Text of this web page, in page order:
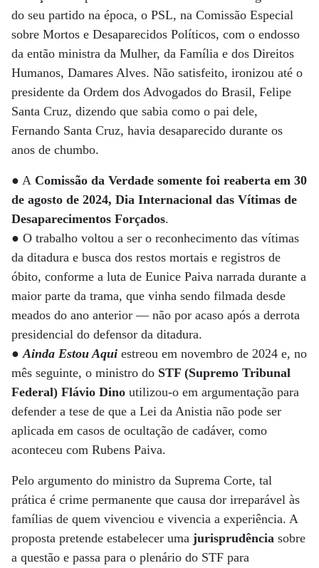
do seu partido na época, o PSL, na Comissão Especial
sobre Mortos e Desaparecidos Políticos, com o endosso
da então ministra da Mulher, da Família e dos Direitos
Humanos, Damares Alves. Não satisfeito, ironizou até o
presidente da Ordem dos Advogados do Brasil, Felipe
Santa Cruz, dizendo que sabia como o pai dele,
Fernando Santa Cruz, havia desaparecido durante os
anos de chumbo.
● A Comissão da Verdade somente foi reaberta em 30
de agosto de 2024, Dia Internacional das Vítimas de
Desaparecimentos Forçados.
● O trabalho voltou a ser o reconhecimento das vítimas
da ditadura e busca dos restos mortais e registros de
óbito, conforme a luta de Eunice Paiva narrada durante a
maior parte da trama, que vinha sendo filmada desde
meados do ano anterior — não por acaso após a derrota
presidencial do defensor da ditadura.
●Ainda Estou Aqui estreou em novembro de 2024 e, no
mês seguinte, o ministro do STF (Supremo Tribunal
Federal) Flávio Dino utilizou-o em argumentação para
defender a tese de que a Lei da Anistia não pode ser
aplicada em casos de ocultação de cadáver, como
aconteceu com Rubens Paiva.
Pelo argumento do ministro da Suprema Corte, tal
prática é crime permanente que causa dor irreparável às
famílias de quem vivenciou e vivencia a experiência. A
proposta pretende estabelecer uma jurisprudência sobre
a questão e passa para o plenário do STF para